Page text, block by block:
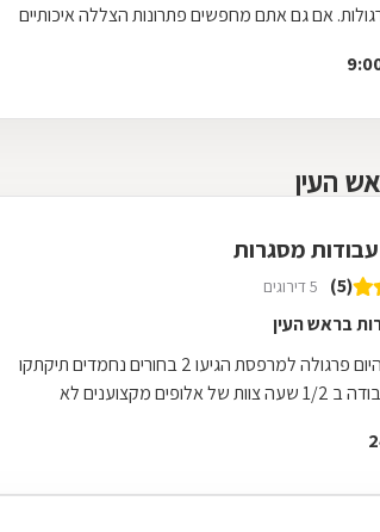
אם גם אתם מחפשים פתרונות הצללה איכותיים
העין
מסגרות
(5) 5 דירוגים
בראש העין
עשיתי היום פרגולה למרפסת הגיעו 2 בחורים נחמדים תיקתקו
את העבודה ב 1/2 שעה צוות של אלופים מקצוענים לא
צבי פתרונות הצללה